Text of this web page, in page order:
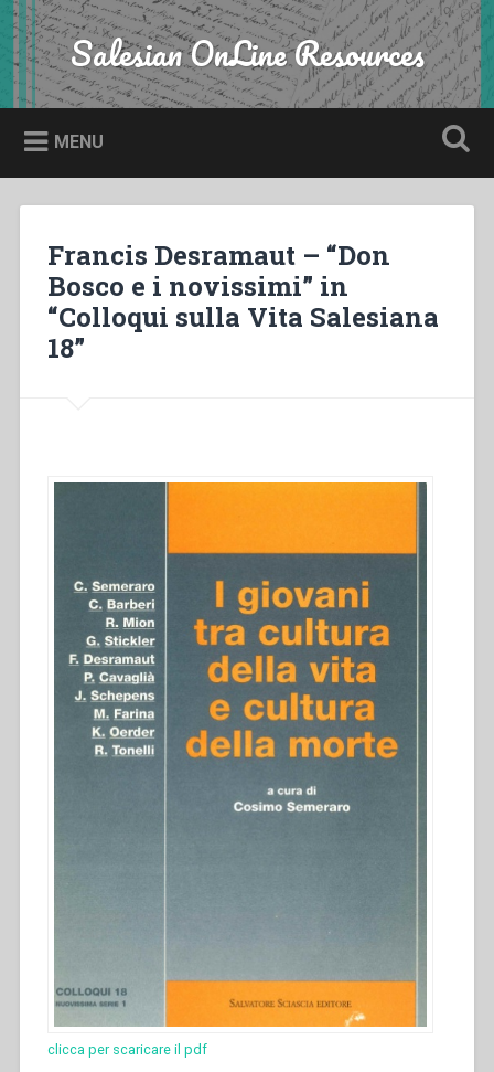
Skip
to
content
Search Salesian OnLine Resources
MENU
Francis Desramaut – “Don
Bosco e i novissimi” in
“Colloqui sulla Vita Salesiana
18”
clicca per scaricare il pdf